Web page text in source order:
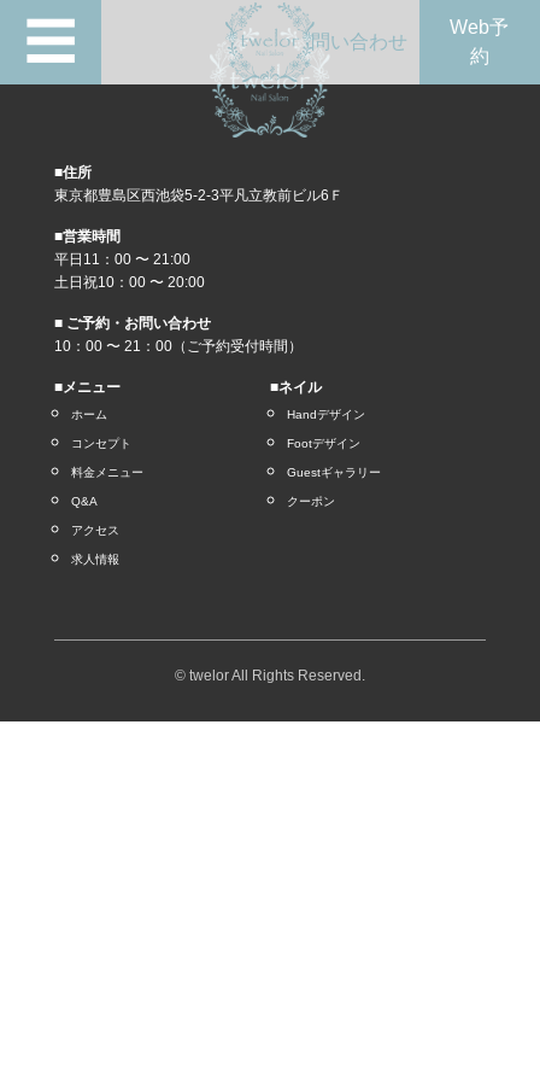
☰ 問い合わせ
Web予
約
■住所
東京都豊島区西池袋5-2-3平凡立教前ビル6Ｆ
■営業時間
平日11：00 〜 21:00
土日祝10：00 〜 20:00
■ ご予約・お問い合わせ
10：00 〜 21：00（ご予約受付時間）
■メニュー
ホーム
コンセプト
料金メニュー
Q&A
アクセス
求人情報
■ネイル
Handデザイン
Footデザイン
Guestギャラリー
クーポン
© twelor All Rights Reserved.